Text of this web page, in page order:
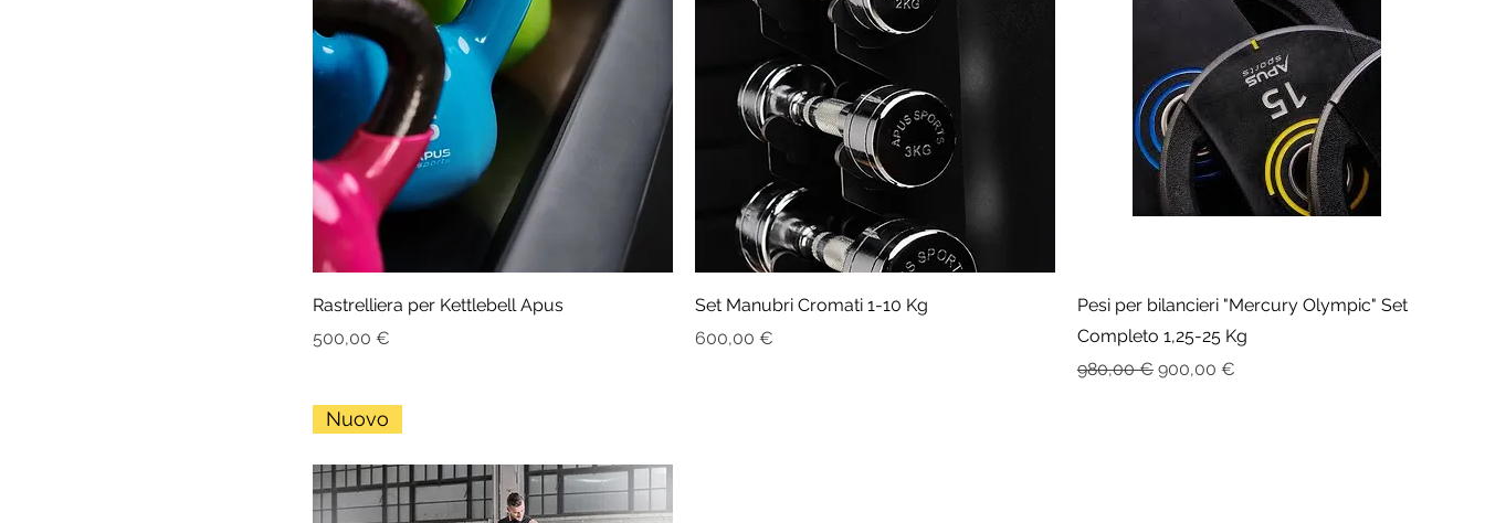
Rastrelliera per Kettlebell Apus
Prezzo
500,00 €
Set Manubri Cromati 1-10 Kg
Prezzo
600,00 €
Pesi per bilancieri "Mercury Olympic" Set
Completo 1,25-25 Kg
Prezzo regolare
980,00 € Prezzo scontato
900,00 €
Nuovo